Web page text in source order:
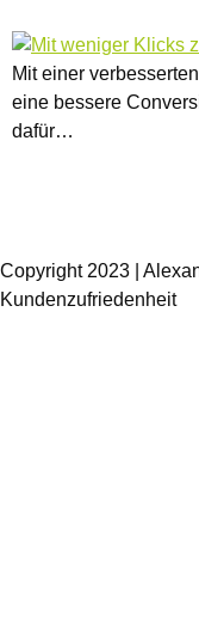
Mit einer
eine bessere
dafür…
Copyright 2023 |
Kundenzufriedenheit